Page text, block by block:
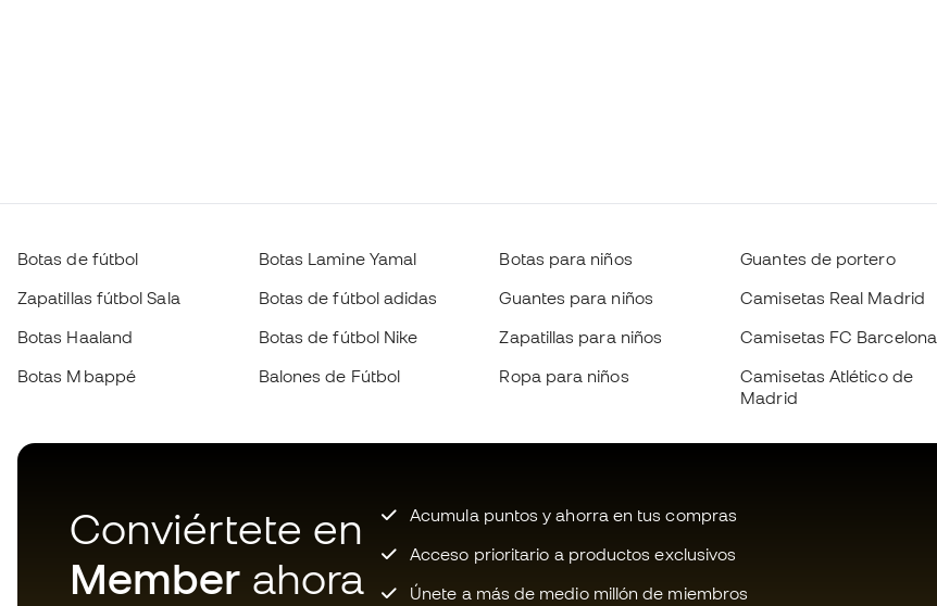
Botas de fútbol
Zapatillas fútbol Sala
Botas Haaland
Botas Mbappé
Botas Lamine Yamal
Botas de fútbol adidas
Botas de fútbol Nike
Balones de Fútbol
Botas para niños
Guantes para niños
Zapatillas para niños
Ropa para niños
Guantes de portero
Camisetas Real Madrid
Camisetas FC Barcelona
Camisetas Atlético de
Madrid
Conviértete en
Member ahora
Acumula puntos y ahorra en tus compras
Acceso prioritario a productos exclusivos
Únete a más de medio millón de miembros